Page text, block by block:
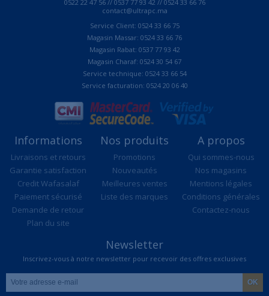
0522 22 47 56 // 0537 77 93 42 // 0524 33 66 76
contact@ultrapc.ma
Service Client: 0524 33 66 75
Magasin Massar: 0524 33 66 76
Magasin Rabat: 0537 77 93 42
Magasin Charaf: 0524 30 54 67
Service technique: 0524 33 66 54
Service facturation: 0524 20 06 40
Informations
Livraisons et retours
Garantie satisfaction
Credit Wafasalaf
Paiement sécurisé
Demande de retour
Plan du site
Nos produits
Promotions
Nouveautés
Meilleures ventes
Liste des marques
A propos
Qui sommes-nous
Nos magasins
Mentions légales
Conditions générales
Contactez-nous
Newsletter
Inscrivez-vous à notre newsletter pour recevoir des offres exclusives